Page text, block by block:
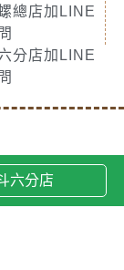
總店加LINE
分店加LINE
六分店